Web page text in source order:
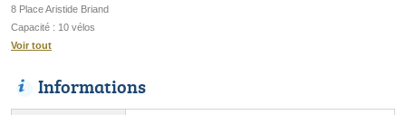
8 Place Aristide Briand
Capacité : 10 vélos
Voir tout
Informations